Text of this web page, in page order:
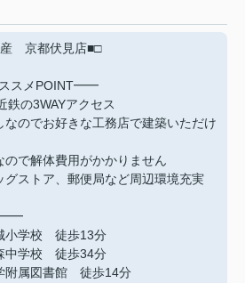
産 京都伏見店■□
スメPOINT━━
鉄の3WAYアクセス
なのでお好きな工務店で建築いただけ
ので解体費用がかかりません
グストア、郵便局など周辺環境充実
━━
小学校 徒歩13分
中学校 徒歩34分
附属図書館 徒歩14分